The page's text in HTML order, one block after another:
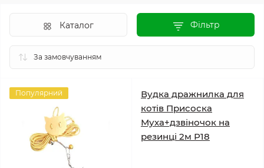
Фільтр
Каталог
Популярний
Вудка дражнилка для
котів Присоска
Муха+дзвіночок на
резинці 2м Р18